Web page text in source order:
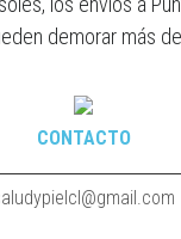
demorar más
CONTACTO